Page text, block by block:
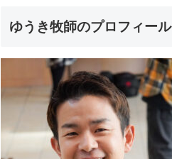
ゆうき牧師のプロフィール